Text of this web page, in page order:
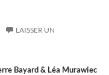
LAISSER UN
Bayard & Léa Murawiec